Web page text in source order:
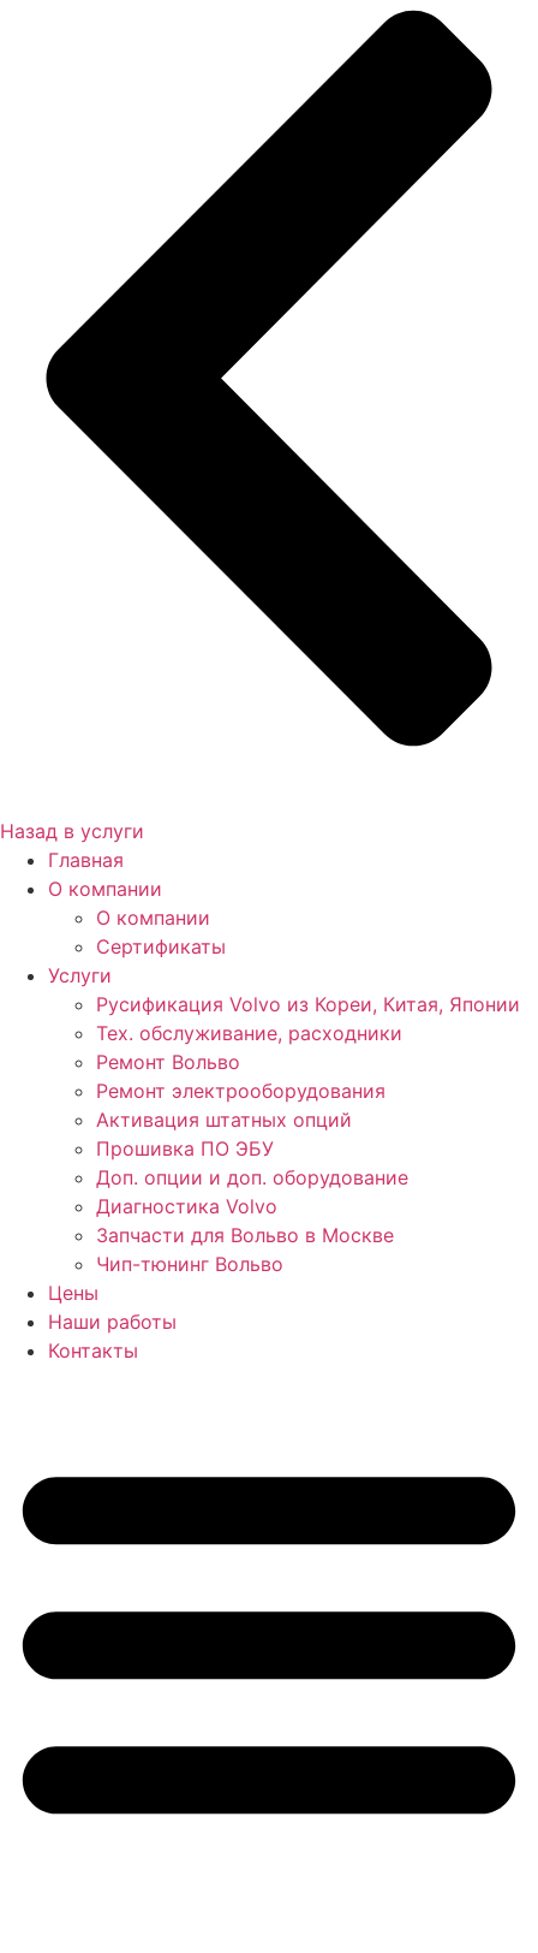
Назад в услуги
Главная
О компании
О компании
Сертификаты
Услуги
Русификация Volvo из Кореи, Китая, Японии
Тех. обслуживание, расходники
Ремонт Вольво
Ремонт электрооборудования
Активация штатных опций
Прошивка ПО ЭБУ
Доп. опции и доп. оборудование
Диагностика Volvo
Запчасти для Вольво в Москве
Чип-тюнинг Вольво
Цены
Наши работы
Контакты